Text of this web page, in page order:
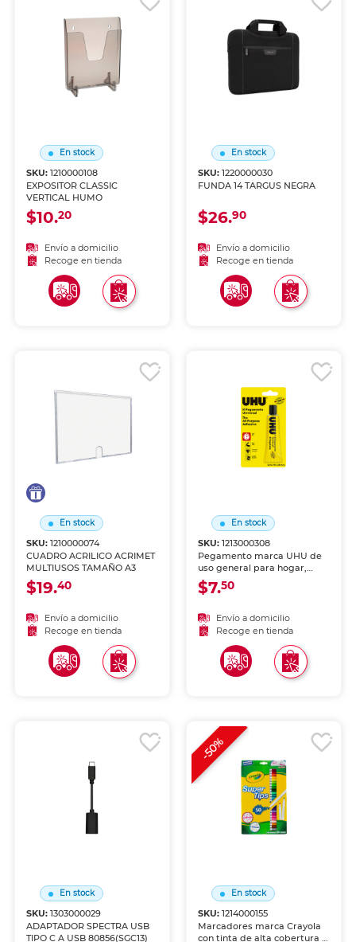
En stock
SKU:1210000108
EXPOSITOR CLASSIC
VERTICAL HUMO
$10.20
Envío a domicilio
Recoge en tienda
En stock
SKU: 1220000030
FUNDA 14 TARGUS NEGRA
$26.90
Envío a domicilio
Recoge en tienda
En stock
SKU:1210000074
CUADRO ACRILICO ACRIMET
MULTIUSOS TAMAÑO A3
$19.40
Envío a domicilio
Recoge en tienda
En stock
SKU: 1213000308
Pegamento marca UHU de
uso general para hogar,
oficina y manualidades.
Adhesión confiable sobre
aplicación fácil y resultados
duraderos.
$7.50
Envío a domicilio
Recoge en tienda
En stock
SKU:1303000029
ADAPTADOR SPECTRA USB
TIPO C A USB 80856(SGC13)
En stock
SKU: 1214000155
Marcadores marca Crayola
con tinta de alta cobertura y
-50%